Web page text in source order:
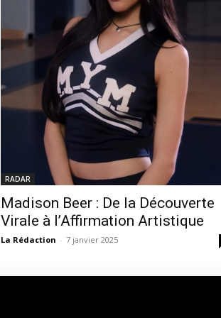
RADAR
Madison Beer : De la Découverte
Virale à l’Affirmation Artistique
La Rédaction - 7 janvier 2025